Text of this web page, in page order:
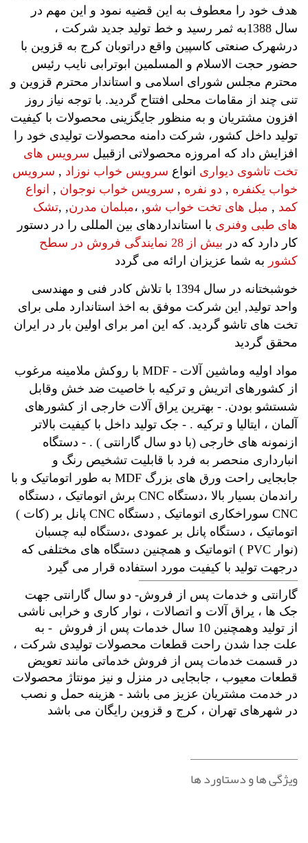
هدف خود را معطوف به این قضیه نمود و این مهم در
سال 1388به ثمر رسید و خط تولید جدید شرکت ،
درشهرک صنعتی کاسپین واقع دراتوبان کرج به قزوین با
حضور حجت الاسلام و المسلمین ابوترابی نایب رئیس
محترم مجلس شورای اسلامی و استاندار محترم قزوین و
تنی چند از مقامات محلی افتتاح گردید. با توجه نیاز روز
افزون مشتریان و به منظور جایگزینی محصولات با کیفیت
تولید داخل کشور، شرکت دامنه محصولات تولیدی خود را
افزایش داد که امروزه محصولاتی ازقبیل سرویس های
تخت تاشوی دیواری انواع سرویس خواب نوزاد , سرویس
خواب یکنفره , دو نفره , سرویس خواب نوجوان , انواع
کمد , مبل های تخت خواب شو, ،مبلمان مدرن, ,تشک
های طبی وفنری با استانداردهای بین المللی را در دستور
کار دارد که در
بیش از 28 نمایندگی فروش در سطح
کشور به شما عزیزان ارائه می گردد
خوشبختانه در سال 1394 با تلاش کادر فنی و مهندسی
واحد تولید, این شرکت موفق به اخذ استاندارد ملی برای
تخت های تاشو گردید. که این امر برای اولین بار در ایران
محقق گردید
مواد اولیه وماشین آلات - MDF با روکش ملامینه مرغوب
از کشورهای اتریش و ترکیه با خاصیت ضد خش وقابل
شستشو بودن. - بهترین یراق آلات خارجی از کشورهای
آلمان ، ایتالیا و ترکیه . - جک تولید داخل با کیفیت بالاتر
ازنمونه های خارجی (با دو سال گارانتی ) . - دستگاه
انبارداری منحصر به فرد با قابلیت تشخیص رنگ و
جابجایی راحت ورق های بزرگ MDF به طور اتوماتیک و با
راندمان بسیار بالا ،دستگاه CNC برش اتوماتیک ، دستگاه
CNC سوراخکاری اتوماتیک , دستگاه CNC پانل بر (کات )
اتوماتیک ، دستگاه پانل بر عمودی ،دستگاه لبه چسبان
(نوار PVC ) اتوماتیک و همچنین دستگاه های مختلفی که
درجهت تولید با کیفیت مورد استفاده قرار می گیرد
گارانتی و خدمات پس از فروش- دو سال گارانتی جهت
جک ها ، یراق آلات و اتصالات ، نوار کاری و خرابی ناشی
از تولید وهمچنین 10 سال خدمات پس از فروش - به
علت جدا شدن راحت قطعات محصولات تولیدی شرکت ،
در قسمت خدمات پس از فروش خدماتی مانند تعویض
قطعات معیوب ، جابجایی در منزل و نیز مونتاژ محصولات
در خدمت مشتریان عزیز می باشد - هزینه حمل و نصب
در شهرهای تهران ، کرج و قزوین رایگان می باشد
ویژگی ها و دستاورد ها